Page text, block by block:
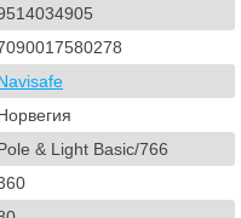
& Light Basic/766